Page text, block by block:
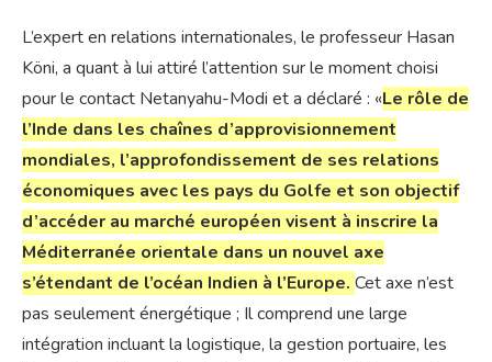
L’expert en relations internationales, le professeur Hasan
Köni, a quant à lui attiré l’attention sur le moment choisi
pour le contact Netanyahu-Modi et a déclaré : «Le rôle de
l’Inde dans les chaînes d’approvisionnement
mondiales, l’approfondissement de ses relations
économiques avec les pays du Golfe et son objectif
d’accéder au marché européen visent à inscrire la
Méditerranée orientale dans un nouvel axe
s’étendant de l’océan Indien à l’Europe. Cet axe n’est
pas seulement énergétique ; Il comprend une large
intégration incluant la logistique, la gestion portuaire, les